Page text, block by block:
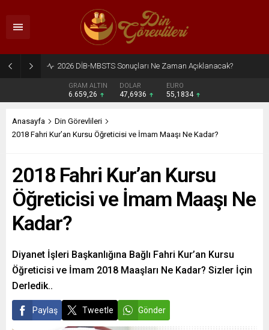
2026 DİB-MBSTS Ne Zaman?
GRAM ALTIN
6.659,26
DOLAR
47,6936
EURO
55,1834
Anasayfa
Din Görevlileri
2018 Fahri Kur’an Kursu Öğreticisi ve İmam Maaşı Ne Kadar?
2018 Fahri Kur’an Kursu
Öğreticisi ve İmam Maaşı Ne
Kadar?
Diyanet İşleri Başkanlığına Bağlı Fahri Kur’an Kursu
Öğreticisi ve İmam 2018 Maaşları Ne Kadar? Sizler İçin
Derledik..
Paylaş Tweetle Gönder